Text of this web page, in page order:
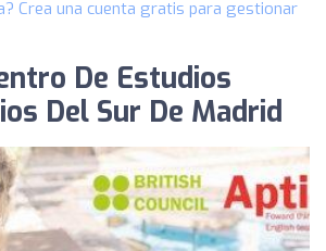
Crea una cuenta gratis para gestionar
De Estudios
Del Sur De Madrid